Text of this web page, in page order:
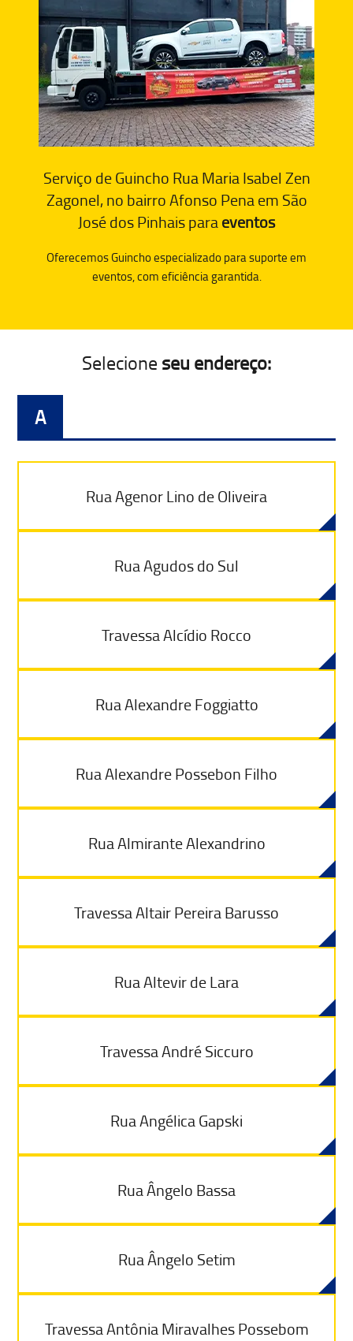
Serviço de Guincho Rua Maria Isabel Zen
Zagonel, no bairro Afonso Pena em São
José dos Pinhais paraeventos
Oferecemos Guincho especializado para suporte em
eventos, com eficiência garantida.
Selecione seu endereço:
A
Rua Agenor Lino de Oliveira
Rua Agudos do Sul
Travessa Alcídio Rocco
Rua Alexandre Foggiatto
Rua Alexandre Possebon Filho
Rua Almirante Alexandrino
Travessa Altair Pereira Barusso
Rua Altevir de Lara
Travessa André Siccuro
Rua Angélica Gapski
Rua Ângelo Bassa
Rua Ângelo Setim
Travessa Antônia Miravalhes Possebom